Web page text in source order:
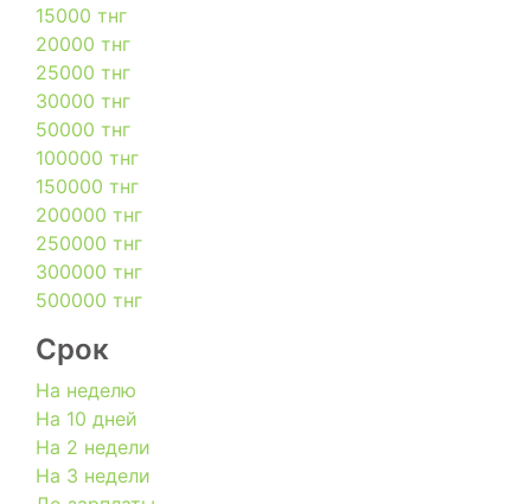
15000 тнг
20000 тнг
25000 тнг
30000 тнг
50000 тнг
100000 тнг
150000 тнг
200000 тнг
250000 тнг
300000 тнг
500000 тнг
Срок
На неделю
На 10 дней
На 2 недели
На 3 недели